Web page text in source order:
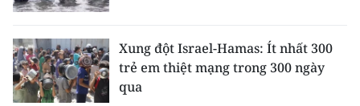
THỜI NAY
NHÂN DÂN CUỐI TUẦN
Xung đột Israel-Hamas: Ít nhất 300
trẻ em thiệt mạng trong 300 ngày
qua